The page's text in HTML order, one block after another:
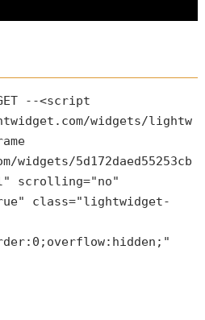
--<script
widgets/lightw
5d172daed55253cb
scrolling="no"
class="lightwidget-